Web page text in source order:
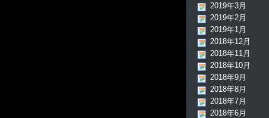
2019年3月
2019年2月
2019年1月
2018年12月
2018年11月
2018年10月
2018年9月
2018年8月
2018年7月
2018年6月